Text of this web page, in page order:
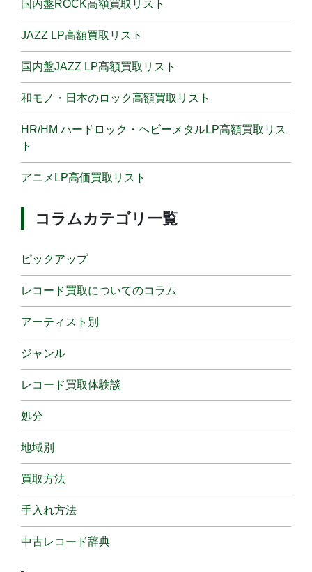
国内盤ROCK高額買取リスト
JAZZ LP高額買取リスト
国内盤JAZZ LP高額買取リスト
和モノ・日本のロック高額買取リスト
HR/HM ハードロック・ヘビーメタルLP高額買取リス
ト
アニメLP高価買取リスト
コラムカテゴリ一覧
ピックアップ
レコード買取についてのコラム
アーティスト別
ジャンル
レコード買取体験談
処分
地域別
買取方法
手入れ方法
中古レコード辞典